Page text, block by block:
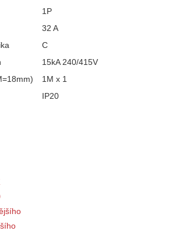
1P
32 A
C
15kA 240/415V
1M x 1
IP20